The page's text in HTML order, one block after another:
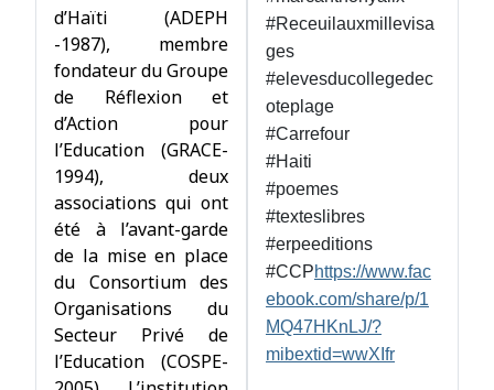
d’Haïti (ADEPH
-1987), membre
fondateur du Groupe
de Réflexion et
d’Action pour
l’Education (GRACE-
1994), deux
associations qui ont
été à l’avant-garde
de la mise en place
du Consortium des
Organisations du
Secteur Privé de
l’Education (COSPE-
#Receuilauxmillevisa
ges
#elevesducollegedec
oteplage
#Carrefour
#Haiti
#poemes
#texteslibres
#erpeeditions
#CCPhttps://www.fac
ebook.com/share/p/1
MQ47HKnLJ/?
mibextid=wwXIfr